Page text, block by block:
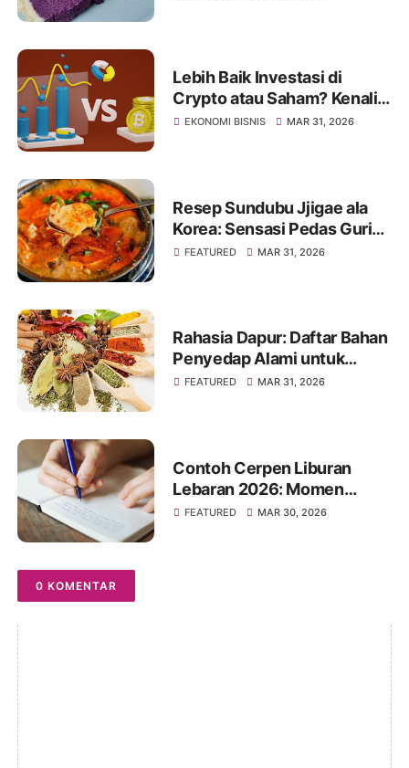
Lebih Baik Investasi di
Crypto atau Saham? Kenali
Jenis Risikonya Juga
EKONOMI BISNIS MAR 31, 2026
Resep Sundubu Jjigae ala
Korea: Sensasi Pedas Gurih
yang Menghangatkan Tubuh
FEATURED MAR 31, 2026
Rahasia Dapur: Daftar Bahan
Penyedap Alami untuk
Masakan Jadi Lebih Enak
FEATURED MAR 31, 2026
Contoh Cerpen Liburan
Lebaran 2026: Momen
Hangat Penuh Kenangan
FEATURED MAR 30, 2026
0 KOMENTAR